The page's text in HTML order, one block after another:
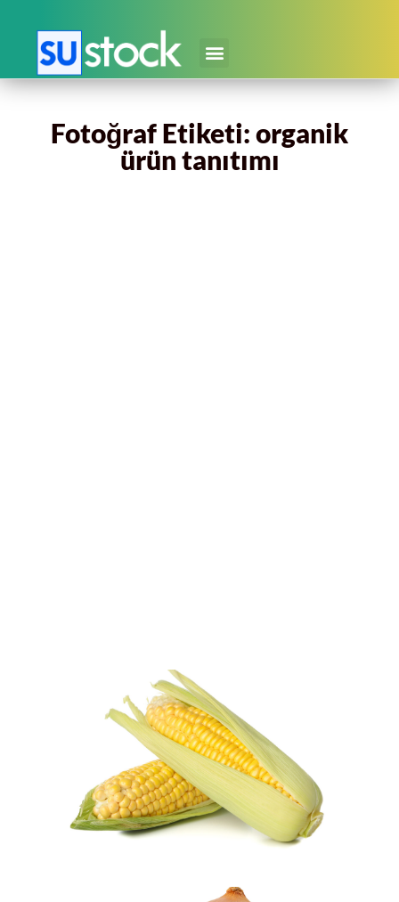
Fotoğraf Etiketi: organik
ürün tanıtımı